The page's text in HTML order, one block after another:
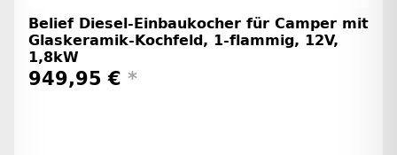
Belief Diesel-Einbaukocher für Camper mit
Glaskeramik-Kochfeld, 1-flammig, 12V,
1,8kW
949,95 € *